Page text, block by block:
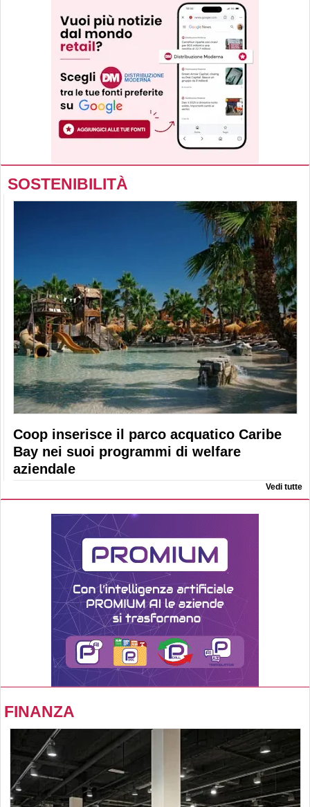
SOSTENIBILITÀ
Coop inserisce il parco acquatico Caribe
Bay nei suoi programmi di welfare
aziendale
Vedi tutte
FINANZA